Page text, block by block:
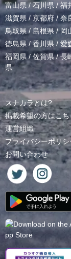
富山県 /石川県 / 福
滋賀県 / 京都府 / 奈
鳥取県 / 島根県 /岡
徳島県 /香川県 / 愛
福岡県 / 佐賀県/長
県
スナカラとは?
掲載希望の方はこち
運営組織
プライバシーポリシ
お問い合わせ